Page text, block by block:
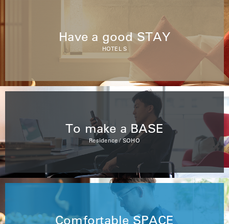
Have a good STAY
HOTEL S
To make a BASE
Residence / SOHO
Comfortable SPACE